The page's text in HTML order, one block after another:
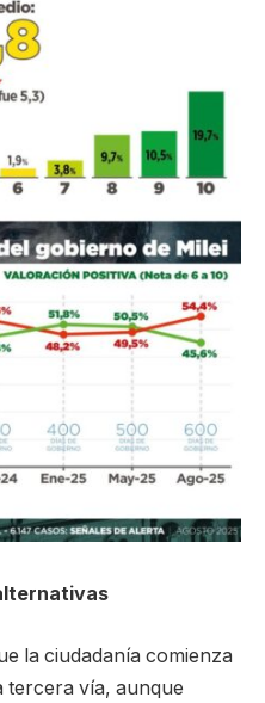
la ciudadanía comienza
tercera vía, aunque